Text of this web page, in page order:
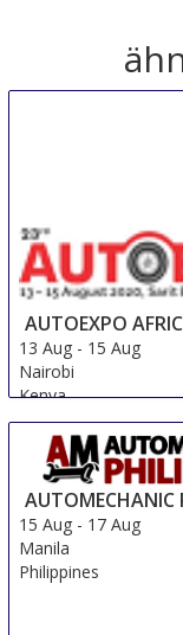
AUTOEXPO
13 Aug - 15 Aug
Nairobi
Kenya
AUTOMECHANIC
15 Aug - 17 Aug
Manila
Philippines